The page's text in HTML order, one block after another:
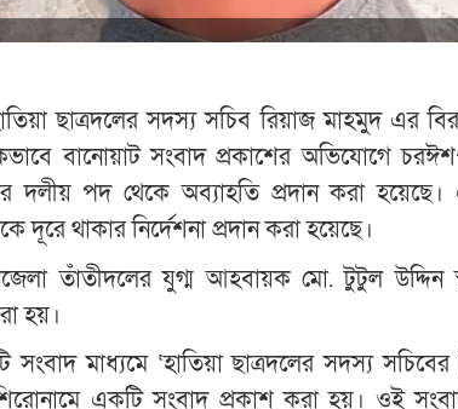
ছাত্রদলের সদস্য সচিব রিয়াজ মাহমুদ এর
বানোয়াট সংবাদ প্রকাশের অভিযোগে
দলীয় পদ থেকে অব্যাহতি প্রদান করা
দূরে থাকার নির্দেশনা প্রদান করা হয়েছে।
তাঁতীদলের যুগ্ম আহবায়ক মো. টুটুল উদ্দিন
হয়।
সংবাদ মাধ্যমে ‘হাতিয়া ছাত্রদলের সদস্য
একটি সংবাদ প্রকাশ করা হয়। ওই